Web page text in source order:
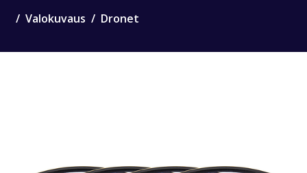
Valokuvaus Dronet